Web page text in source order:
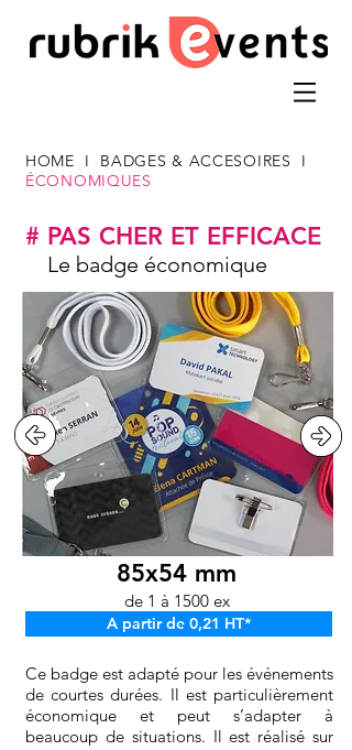
HOME I BADGES & ACCESOIRES I
ÉCONOMIQUES
# PAS CHER ET EFFICACE
Le badge économique
85x54 mm
de 1 à 1500 ex
A partir de 0,21 HT*
Ce badge est adapté pour les événements
de courtes durées. Il est particulièrement
économique et peut s’adapter à
beaucoup de situations. Il est réalisé sur